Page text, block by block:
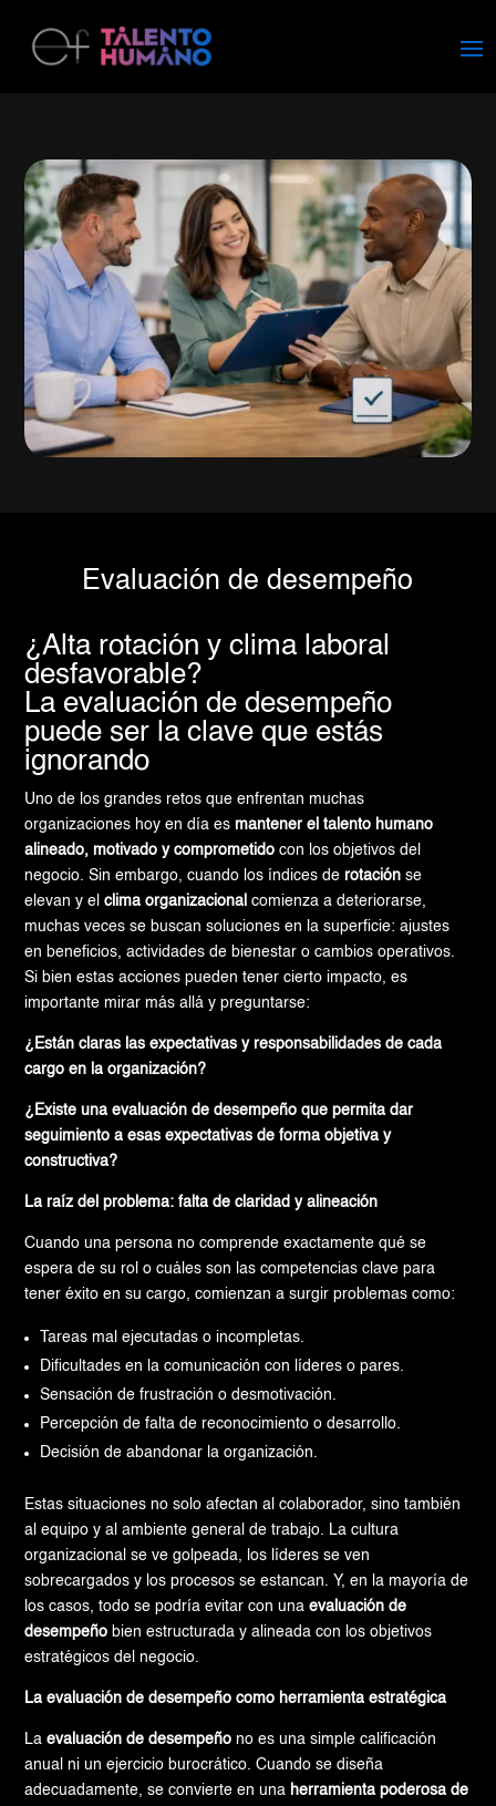
Evaluación de desempeño
¿Alta rotación y clima laboral
desfavorable?
La evaluación de desempeño
puede ser la clave que estás
ignorando
Uno de los grandes retos que enfrentan muchas
organizaciones hoy en día esmantener el talento humano
alineado, motivado y comprometido con los objetivos del
negocio. Sin embargo, cuando los índices de rotación se
elevan y elclima organizacional comienza a deteriorarse,
muchas veces se buscan soluciones en la superficie: ajustes
en beneficios, actividades de bienestar o cambios operativos.
Si bien estas acciones pueden tener cierto impacto, es
importante mirar más allá y preguntarse:
¿Están claras las expectativas y responsabilidades de cada
cargo en la organización?
¿Existe una evaluación de desempeño que permita dar
seguimiento a esas expectativas de forma objetiva y
constructiva?
La raíz del problema: falta de claridad y alineación
Cuando una persona no comprende exactamente qué se
espera de su rol o cuáles son las competencias clave para
tener éxito en su cargo, comienzan a surgir problemas como:
Tareas mal ejecutadas o incompletas.
Dificultades en la comunicación con líderes o pares.
Sensación de frustración o desmotivación.
Percepción de falta de reconocimiento o desarrollo.
Decisión de abandonar la organización.
Estas situaciones no solo afectan al colaborador, sino también
al equipo y al ambiente general de trabajo. La cultura
organizacional se ve golpeada, los líderes se ven
sobrecargados y los procesos se estancan. Y, en la mayoría de
los casos, todo se podría evitar con unaevaluación de
desempeño bien estructurada y alineada con los objetivos
estratégicos del negocio.
La evaluación de desempeño como herramienta estratégica
Laevaluación de desempeño no es una simple calificación
anual ni un ejercicio burocrático. Cuando se diseña
adecuadamente, se convierte en una herramienta poderosa de